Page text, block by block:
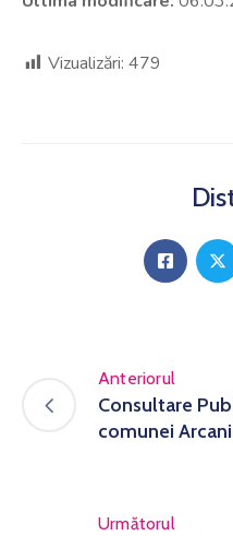
Vizualizări: 479
Anteriorul
Consultare
comunei
Următorul